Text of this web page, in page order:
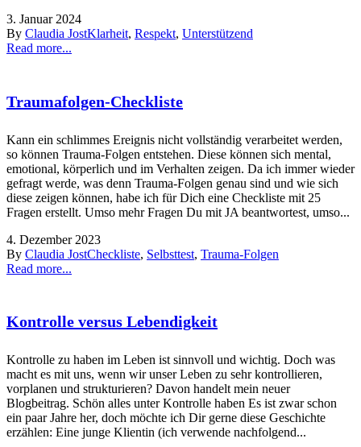
3. Januar 2024
By Claudia JostKlarheit, Respekt, Unterstützend
Read more...
Traumafolgen-Checkliste
Kann ein schlimmes Ereignis nicht vollständig verarbeitet werden,
so können Trauma-Folgen entstehen. Diese können sich mental,
emotional, körperlich und im Verhalten zeigen. Da ich immer wieder
gefragt werde, was denn Trauma-Folgen genau sind und wie sich
diese zeigen können, habe ich für Dich eine Checkliste mit 25
Fragen erstellt. Umso mehr Fragen Du mit JA beantwortest, umso...
4. Dezember 2023
By Claudia JostCheckliste, Selbsttest, Trauma-Folgen
Read more...
Kontrolle versus Lebendigkeit
Kontrolle zu haben im Leben ist sinnvoll und wichtig. Doch was
macht es mit uns, wenn wir unser Leben zu sehr kontrollieren,
vorplanen und strukturieren? Davon handelt mein neuer
Blogbeitrag. Schön alles unter Kontrolle haben Es ist zwar schon
ein paar Jahre her, doch möchte ich Dir gerne diese Geschichte
erzählen: Eine junge Klientin (ich verwende nachfolgend...